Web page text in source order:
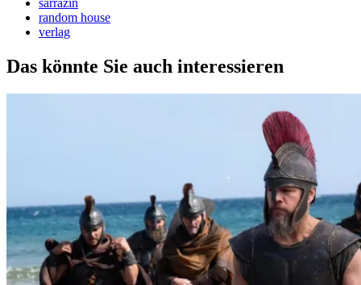
sarrazin
random house
verlag
Das könnte Sie auch interessieren